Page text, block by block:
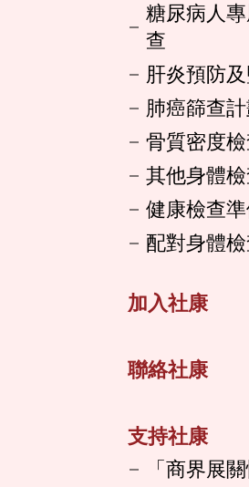
糖尿病人
查
肝炎預防
肺癌篩查
骨質密度
其他身體
健康檢查
配對身體
加入社康
聯絡社康
支持社康
「商界展